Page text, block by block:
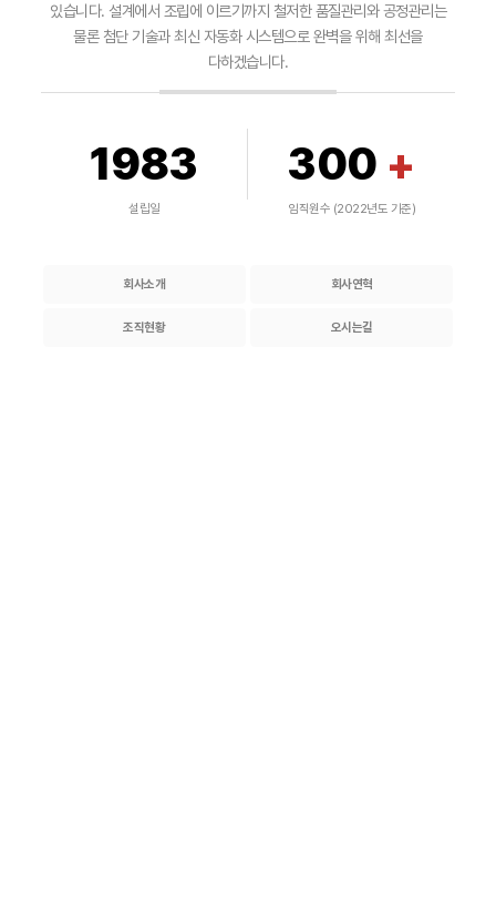
있습니다. 설계에서 조립에 이르기까지 철저한 품질관리와 공정관리는
물론 첨단 기술과최신 자동화 시스템으로 완벽을 위해 최선을
다하겠습니다.
1983
설립일
300 +
임직원수 (2022년도 기준)
회사소개 회사연혁
조직현황 오시는길